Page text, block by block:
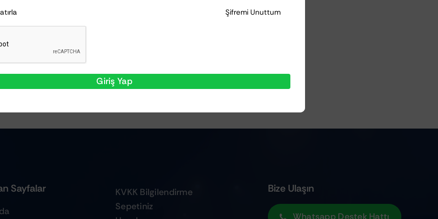
Sayfalar
KVKK Bilgilendirme
Sepetiniz
Bize Ulaşın
Whatsapp Destek Hattı
Şifremi Unuttum
Giriş Yap